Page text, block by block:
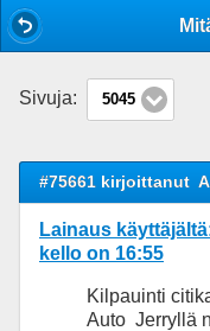
Sivuja: 5045
#75661 kirjoittanut
Lainaus
kello on 16:55
Kilpauinti
Auto Jerryllä